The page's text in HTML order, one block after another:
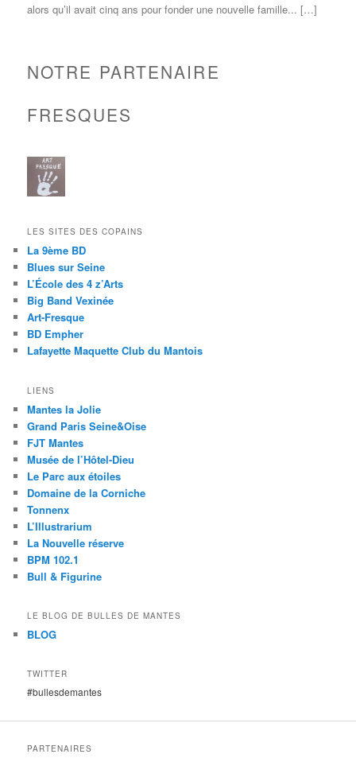
alors qu’il avait cinq ans pour fonder une nouvelle famille... […]
NOTRE PARTENAIRE
FRESQUES
LES SITES DES COPAINS
La 9ème BD
Blues sur Seine
L’École des 4 z’Arts
Big Band Vexinée
Art-Fresque
BD Empher
Lafayette Maquette Club du Mantois
LIENS
Mantes la Jolie
Grand Paris Seine&Oise
FJT Mantes
Musée de l’Hôtel-Dieu
Le Parc aux étoiles
Domaine de la Corniche
Tonnenx
L’Illustrarium
La Nouvelle réserve
BPM 102.1
Bull & Figurine
LE BLOG DE BULLES DE MANTES
BLOG
TWITTER
#bullesdemantes
PARTENAIRES